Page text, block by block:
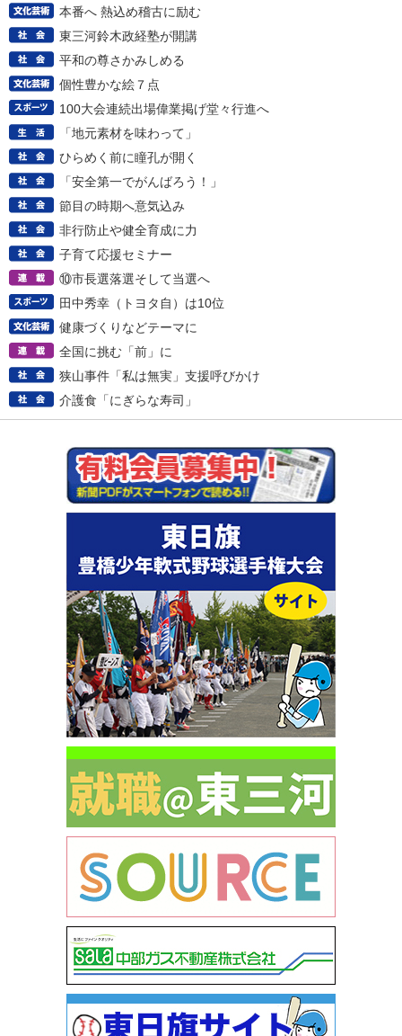
本番へ 熱込め稽古に励む
東三河鈴木政経塾が開講
平和の尊さかみしめる
個性豊かな絵７点
100大会連続出場偉業掲げ堂々行進へ
「地元素材を味わって」
ひらめく前に瞳孔が開く
「安全第一でがんばろう！」
節目の時期へ意気込み
非行防止や健全育成に力
子育て応援セミナー
⑩市長選落選そして当選へ
田中秀幸（トヨタ自）は10位
健康づくりなどテーマに
全国に挑む「前」に
狭山事件「私は無実」支援呼びかけ
介護食「にぎらな寿司」